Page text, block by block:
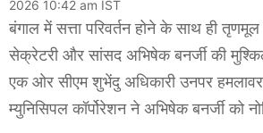
2026 10:42 am IST
बंगाल में सत्ता परिवर्तन होने के साथ ही
सेक्रेटरी और सांसद अभिषेक बनर्जी की
एक ओर सीएम शुभेंदु अधिकारी उनपर
म्युनिसिपल कॉर्पोरेशन ने अभिषेक बनर्जी को